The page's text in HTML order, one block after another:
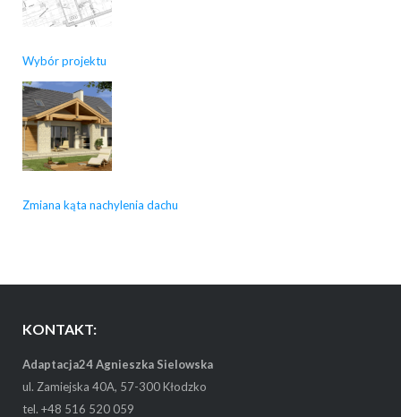
Wybór projektu
Zmiana kąta nachylenia dachu
KONTAKT:
Adaptacja24 Agnieszka Sielowska
ul. Zamiejska 40A, 57-300 Kłodzko
tel. +48 516 520 059